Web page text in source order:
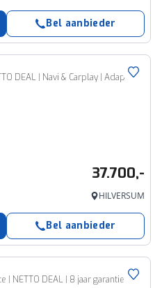
Bel aanbieder
1.5 e:HEV Automaat Advance | NETTO DEAL | Navi & Carplay | Adaptieve Cruise | Blindspot | Stoel/Stuurverwarming |
37.700,-
HILVERSUM
Bel aanbieder
| NETTO DEAL | 8 jaar garantie